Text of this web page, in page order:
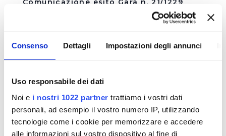
Consenso Dettagli Impostazioni degli annunci
Uso responsabile dei dati
Noi e i nostri 1022 partner trattiamo i vostri dati
personali, ad esempio il vostro numero IP, utilizzando
tecnologie come i cookie per memorizzare e accedere
alle informazioni sul vostro dispositivo al fine di
Comunicazione esito Gara n. 21/1229
Esito Gara n.21/1229 - Lavori di sostituzione
Adda - Comune di Montevarchi (AR) (Lavoro
specifico su Accordo Quadro 39-2056)
VISUALIZZA DOCUMENTI